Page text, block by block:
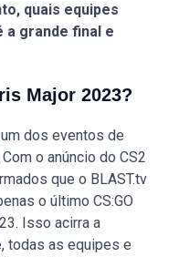
quais equipes
a grande final e
Major 2023?
dos eventos de
o anúncio do CS2
que o BLAST.tv
o último CS:GO
Isso acirra a
todas as equipes e